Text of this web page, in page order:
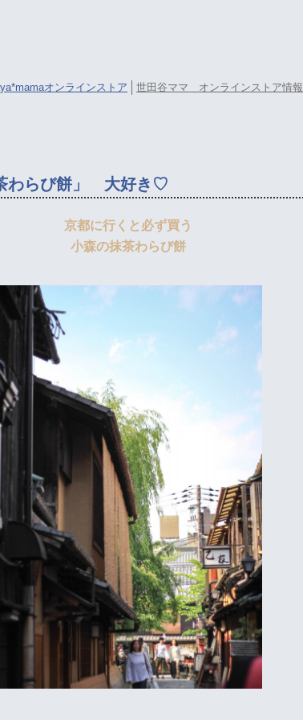
オンラインストア 世田谷ママ オンラインストア情報
わらび餅」 大好き♡
京都に行くと必ず買う
小森の抹茶わらび餅